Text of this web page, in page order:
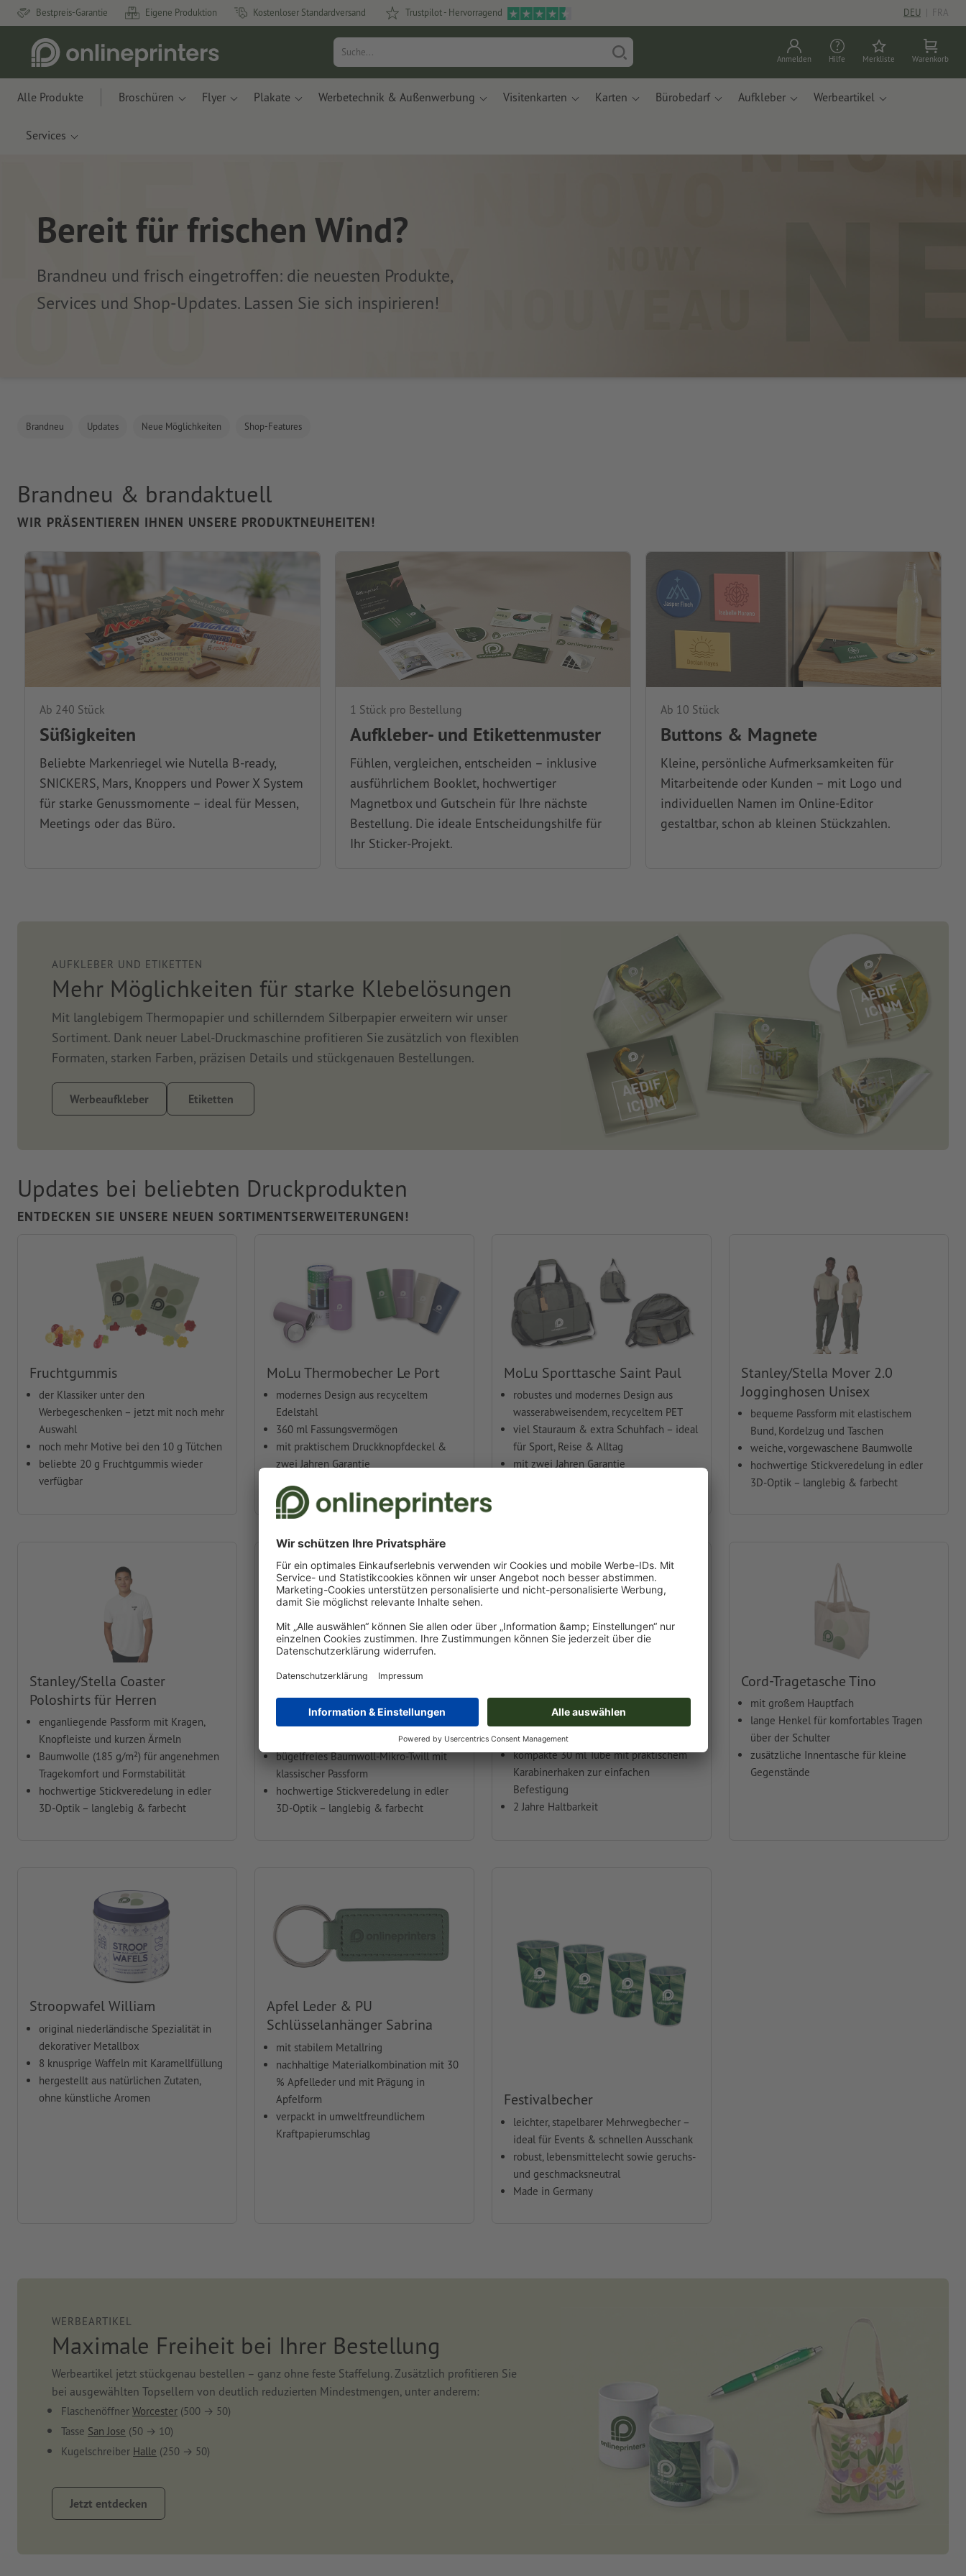
Bestpreis-Garantie Eigene Produktion Kostenloser Standardversand Trustpilot - Hervorragend DEU | FRA
Anmelden Hilfe Merkliste Warenkorb
Alle Produkte Broschüren Flyer Plakate Werbetechnik & Außenwerbung Visitenkarten Karten Bürobedarf Aufkleber Werbeartikel
Services
Bereit für frischen Wind?
Brandneu und frisch eingetroffen: die neuesten Produkte,
Services und Shop-Updates. Lassen Sie sich inspirieren!
Brandneu Updates Neue Möglichkeiten Shop-Features
Brandneu & brandaktuell
WIR PRÄSENTIEREN IHNEN UNSERE PRODUKTNEUHEITEN!
Ab 240 Stück
Süßigkeiten
Beliebte Markenriegel wie Nutella B-ready,
SNICKERS, Mars, Knoppers und Power X System
für starke Genussmomente – ideal für Messen,
Meetings oder das Büro.
1 Stück pro Bestellung
Aufkleber- und Etikettenmuster
Fühlen, vergleichen, entscheiden – inklusive
ausführlichem Booklet, hochwertiger
Magnetbox und Gutschein für Ihre nächste
Bestellung. Die ideale Entscheidungshilfe für
Ihr Sticker-Projekt.
Ab 10 Stück
Buttons & Magnete
Kleine, persönliche Aufmerksamkeiten für
Mitarbeitende oder Kunden – mit Logo und
individuellen Namen im Online-Editor
gestaltbar, schon ab kleinen Stückzahlen.
AUFKLEBER UND ETIKETTEN
Mehr Möglichkeiten für starke Klebelösungen
Mit langlebigem Thermopapier und schillerndem Silberpapier erweitern wir unser
Sortiment. Dank neuer Label-Druckmaschine profitieren Sie zusätzlich von flexiblen
Formaten, starken Farben, präzisen Details und stückgenauen Bestellungen.
Werbeaufkleber Etiketten
Updates bei beliebten Druckprodukten
ENTDECKEN SIE UNSERE NEUEN SORTIMENTSERWEITERUNGEN!
Fruchtgummis
der Klassiker unter den
Werbegeschenken – jetzt mit noch mehr
Auswahl
noch mehr Motive bei den 10 g Tütchen
beliebte 20 g Fruchtgummis wieder
verfügbar
MoLu Thermobecher Le Port
modernes Design aus recyceltem
Edelstahl
360 ml Fassungsvermögen
mit praktischem Druckknopfdeckel &
zwei Jahren Garantie
MoLu Sporttasche Saint Paul
robustes und modernes Design aus
wasserabweisendem, recyceltem PET
viel Stauraum & extra Schuhfach – ideal
für Sport, Reise & Alltag
mit zwei Jahren Garantie
Stanley/Stella Mover 2.0
Jogginghosen Unisex
bequeme Passform mit elastischem
Bund, Kordelzug und Taschen
weiche, vorgewaschene Baumwolle
hochwertige Stickveredelung in edler
3D-Optik – langlebig & farbecht
Stanley/Stella Coaster
Poloshirts für Herren
enganliegende Passform mit Kragen,
Knopfleiste und kurzen Ärmeln
Baumwolle (185 g/m²) für angenehmen
Tragekomfort und Formstabilität
hochwertige Stickveredelung in edler
3D-Optik – langlebig & farbecht
Russel Ultimate Non-Iron
Hemden für Herren
mit Button-Down-Kragen, Brusttasche
und verstellbaren Manschetten
bügelfreies Baumwoll-Mikro-Twill mit
klassischer Passform
hochwertige Stickveredelung in edler
3D-Optik – langlebig & farbecht
Lichtschutzfaktor 30 – ideal für
unterwegs
kompakte 30 ml Tube mit praktischem
Karabinerhaken zur einfachen
Befestigung
2 Jahre Haltbarkeit
Cord-Tragetasche Tino
mit großem Hauptfach
lange Henkel für komfortables Tragen
über der Schulter
zusätzliche Innentasche für kleine
Gegenstände
Stroopwafel William
original niederländische Spezialität in
dekorativer Metallbox
8 knusprige Waffeln mit Karamellfüllung
hergestellt aus natürlichen Zutaten,
ohne künstliche Aromen
Apfel Leder & PU
Schlüsselanhänger Sabrina
mit stabilem Metallring
nachhaltige Materialkombination mit 30
% Apfelleder und mit Prägung in
Apfelform
verpackt in umweltfreundlichem
Kraftpapierumschlag
Festivalbecher
leichter, stapelbarer Mehrwegbecher –
ideal für Events & schnellen Ausschank
robust, lebensmittelecht sowie geruchs-
und geschmacksneutral
Made in Germany
WERBEARTIKEL
Maximale Freiheit bei Ihrer Bestellung
Werbeartikel jetzt stückgenau bestellen – ganz ohne feste Staffelung. Zusätzlich profitieren Sie
bei ausgewählten Topsellern von deutlich reduzierten Mindestmengen, unter anderem:
Flaschenöffner Worcester (500 → 50)
Tasse San Jose (50 → 10)
Kugelschreiber Halle (250 → 50)
Jetzt entdecken